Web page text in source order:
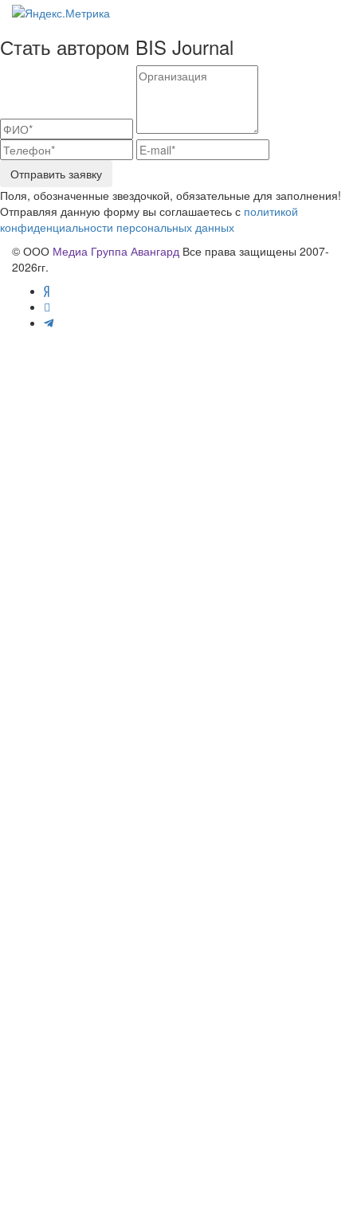
Стать автором BIS Journal
Отправить заявку
Поля, обозначенные звездочкой, обязательные для заполнения!
Отправляя данную форму вы соглашаетесь с политикой
конфиденциальности персональных данных
© ООО Медиа Группа Авангард Все права защищены 2007-
2026гг.